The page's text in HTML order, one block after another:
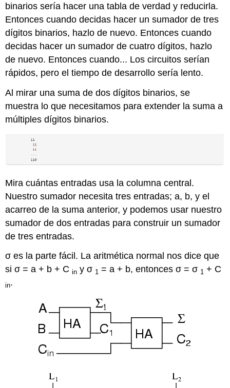
binarios sería hacer una tabla de verdad y reducirla.
Entonces cuando decidas hacer un sumador de tres
dígitos binarios, hazlo de nuevo. Entonces cuando
decidas hacer un sumador de cuatro dígitos, hazlo
de nuevo. Entonces cuando... Los circuitos serían
rápidos, pero el tiempo de desarrollo sería lento.
Al mirar una suma de dos dígitos binarios, se
muestra lo que necesitamos para extender la suma a
múltiples dígitos binarios.
Mira cuántas entradas usa la columna central.
Nuestro sumador necesita tres entradas; a, b, y el
acarreo de la suma anterior, y podemos usar nuestro
sumador de dos entradas para construir un sumador
de tres entradas.
σ es la parte fácil. La aritmética normal nos dice que
si σ = a + b + Cin y σ 1 = a + b, entonces σ = σ 1 + C
in.